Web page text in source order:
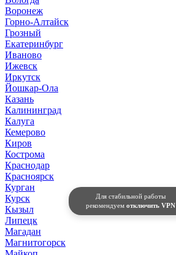
Для стабильной работы
рекомендуем отключить VPN
Воронеж
Горно-Алтайск
Грозный
Екатеринбург
Иваново
Ижевск
Иркутск
Йошкар-Ола
Казань
Калининград
Калуга
Кемерово
Киров
Кострома
Краснодар
Красноярск
Курган
Курск
Кызыл
Липецк
Магадан
Магнитогорск